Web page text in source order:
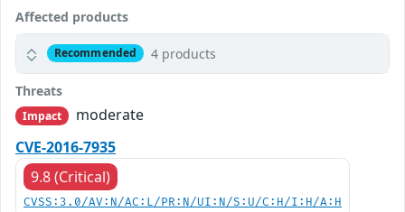
Affected products
Recommended 4 products
Threats
Impact
moderate
CVE-2016-7935
9.8 (Critical)
CVSS:3.0/AV:N/AC:L/PR:N/UI:N/S:U/C:H/I:H/A:H